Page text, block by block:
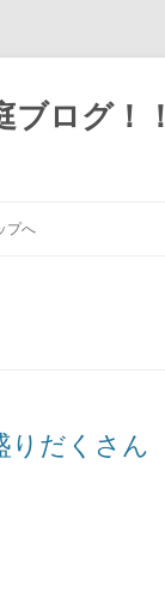
ログ！！
プへ
りだくさん